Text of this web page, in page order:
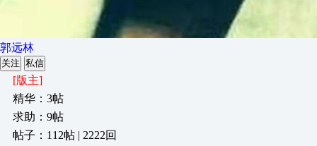
郭远林
关注 私信
[版主]
精华：3帖
求助：9帖
帖子：112帖 | 2222回